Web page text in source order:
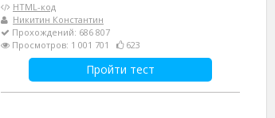
HTML-код
Никитин Константин
Прохождений: 686 807
Просмотров: 1 001 701
623
Пройти тест